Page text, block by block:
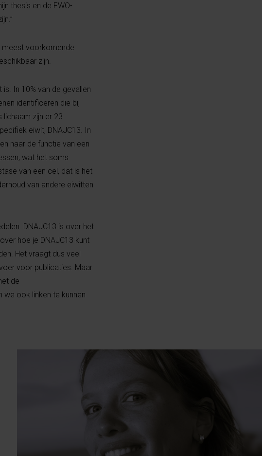
thesis en de FWO-
meest voorkomende
zijn.
In 10% van de gevallen
identificeren die bij
lichaam zijn er 23
eiwit, DNAJC13. In
naar de functie van een
wat het soms
van een cel, dat is het
van andere eiwitten
DNAJC13 is over het
hoe je DNAJC13 kunt
Het vraagt dus veel
voor publicaties. Maar
de
ook linken te kunnen